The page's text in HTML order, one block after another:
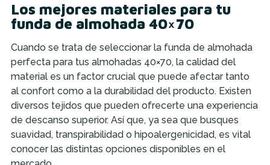
Los mejores materiales para tu
funda de almohada 40×70
Cuando se trata de seleccionar la funda de almohada
perfecta para tus almohadas 40×70, la calidad del
material es un factor crucial que puede afectar tanto
al confort como a la durabilidad del producto. Existen
diversos tejidos que pueden ofrecerte una experiencia
de descanso superior. Así que, ya sea que busques
suavidad, transpirabilidad o hipoalergenicidad, es vital
conocer las distintas opciones disponibles en el